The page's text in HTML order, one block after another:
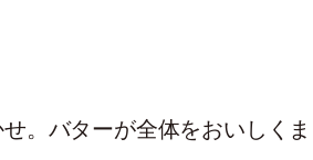
。バターが全体をおいしくま